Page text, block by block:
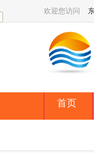
欢迎您访问
首页